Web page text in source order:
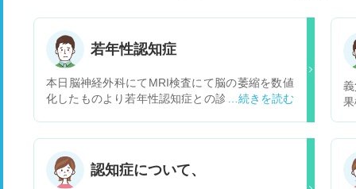
若年性認知症
本日脳神経外科にてMRI検査にて脳の萎縮を数値
化したものより若年性認知症との診断を受けまし
はなんでしょうか。
認知症について、